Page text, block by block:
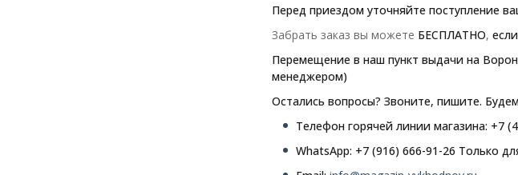
Перед приездом уточняйте поступление
Забрать заказ вы можете БЕСПЛАТНО,
Перемещение в наш пункт выдачи на
менеджером)
Остались вопросы? Звоните, пишите.
Телефон горячей линии магазина: +7
WhatsApp: +7 (916) 666-91-26 Только